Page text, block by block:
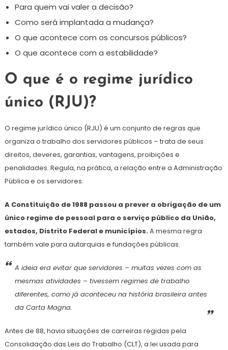
Para quem vai valer a decisão?
Como será implantada a mudança?
O que acontece com os concursos públicos?
O que acontece com a estabilidade?
O que é o regime jurídico
único (RJU)?
O regime jurídico único (RJU) é um conjunto de regras que
organiza o trabalho dos servidores públicos – trata de seus
direitos, deveres, garantias, vantagens, proibições e
penalidades. Regula, na prática, a relação entre a Administração
Pública e os servidores.
A Constituição de 1988 passou a prever a obrigação de um
único regime de pessoal para o serviço público da União,
estados, Distrito Federal e municípios.A mesma regra
também vale para autarquias e fundações públicas.
A ideia era evitar que servidores – muitas vezes com as
mesmas atividades – tivessem regimes de trabalho
diferentes, como já aconteceu na história brasileira antes
da Carta Magna.
Antes de 88, havia situações de carreiras regidas pela
Consolidação das Leis do Trabalho (CLT), a lei usada para